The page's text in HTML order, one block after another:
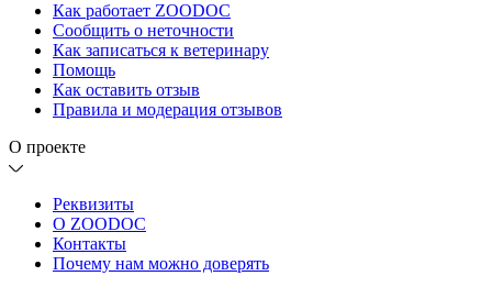
Как работает ZOODOC
Сообщить о неточности
Как записаться к ветеринару
Помощь
Как оставить отзыв
Правила и модерация отзывов
О проекте
Реквизиты
О ZOODOC
Контакты
Почему нам можно доверять